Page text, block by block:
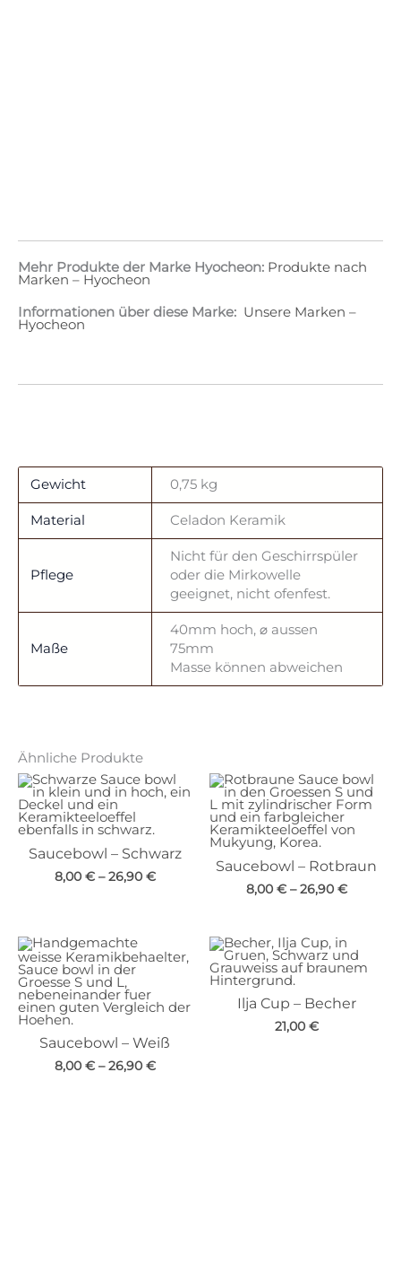
Mehr Produkte der Marke Hyocheon: Produkte nach
Marken – Hyocheon
Informationen über diese Marke: Unsere Marken –
Hyocheon
Gewicht 0,75 kg
Material Celadon Keramik
Pflege
Nicht für den Geschirrspüler
oder die Mirkowelle
geeignet, nicht ofenfest.
Maße
40mm hoch, ⌀ aussen
75mm
Masse können abweichen
Ähnliche Produkte
Saucebowl – Schwarz
8,00 €–26,90 €
Saucebowl – Rotbraun
8,00 €–26,90 €
Saucebowl – Weiß
8,00 €–26,90 €
Ilja Cup – Becher
21,00 €